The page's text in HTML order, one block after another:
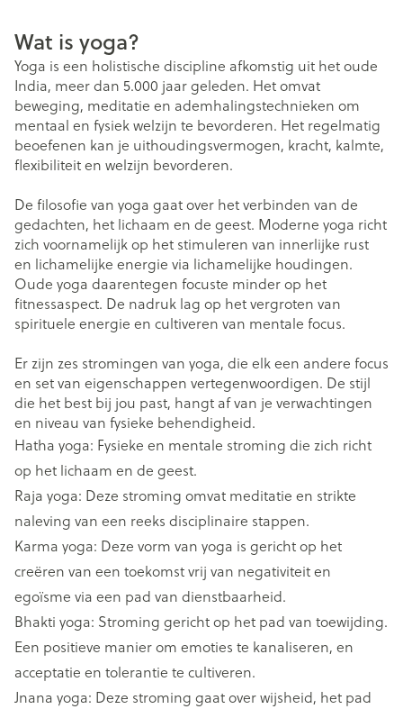
Wat is yoga?
Yoga is een holistische discipline afkomstig uit het oude
India, meer dan 5.000 jaar geleden. Het omvat
beweging, meditatie en ademhalingstechnieken om
mentaal en fysiek welzijn te bevorderen. Het regelmatig
beoefenen kan je uithoudingsvermogen, kracht, kalmte,
flexibiliteit en welzijn bevorderen.
De filosofie van yoga gaat over het verbinden van de
gedachten, het lichaam en de geest. Moderne yoga richt
zich voornamelijk op het stimuleren van innerlijke rust
en lichamelijke energie via lichamelijke houdingen.
Oude yoga daarentegen focuste minder op het
fitnessaspect. De nadruk lag op het vergroten van
spirituele energie en cultiveren van mentale focus.
Er zijn zes stromingen van yoga, die elk een andere focus
en set van eigenschappen vertegenwoordigen. De stijl
die het best bij jou past, hangt af van je verwachtingen
en niveau van fysieke behendigheid.
Hatha yoga: Fysieke en mentale stroming die zich richt
op het lichaam en de geest.
Raja yoga: Deze stroming omvat meditatie en strikte
naleving van een reeks disciplinaire stappen.
Karma yoga: Deze vorm van yoga is gericht op het
creëren van een toekomst vrij van negativiteit en
egoïsme via een pad van dienstbaarheid.
Bhakti yoga: Stroming gericht op het pad van toewijding.
Een positieve manier om emoties te kanaliseren, en
acceptatie en tolerantie te cultiveren.
Jnana yoga: Deze stroming gaat over wijsheid, het pad